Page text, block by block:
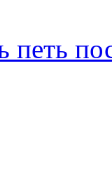
петь